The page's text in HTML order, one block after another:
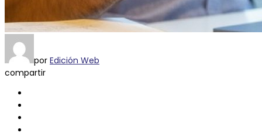
por Edición Web
compartir